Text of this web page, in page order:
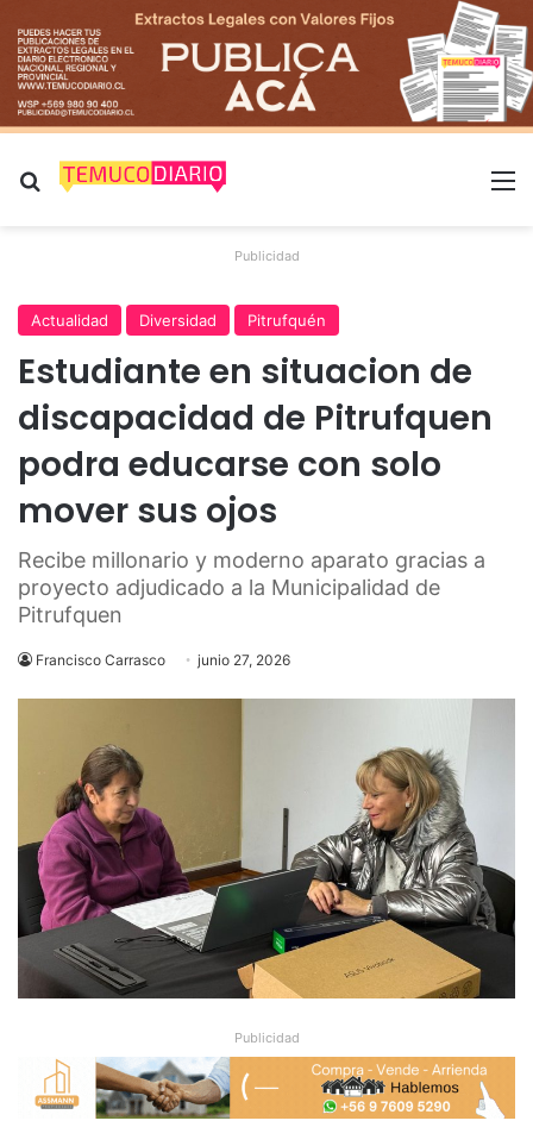
Buscar por
Publicidad
Actualidad Diversidad Pitrufquén
Estudiante en situacion de
discapacidad de Pitrufquen
podra educarse con solo
mover sus ojos
Recibe millonario y moderno aparato gracias a
proyecto adjudicado a la Municipalidad de
Pitrufquen
Francisco Carrasco junio 27, 2026
Publicidad